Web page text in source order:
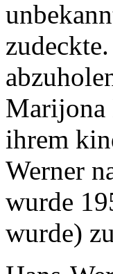
Marijona
ihrem
Werner
wurde
wurde)